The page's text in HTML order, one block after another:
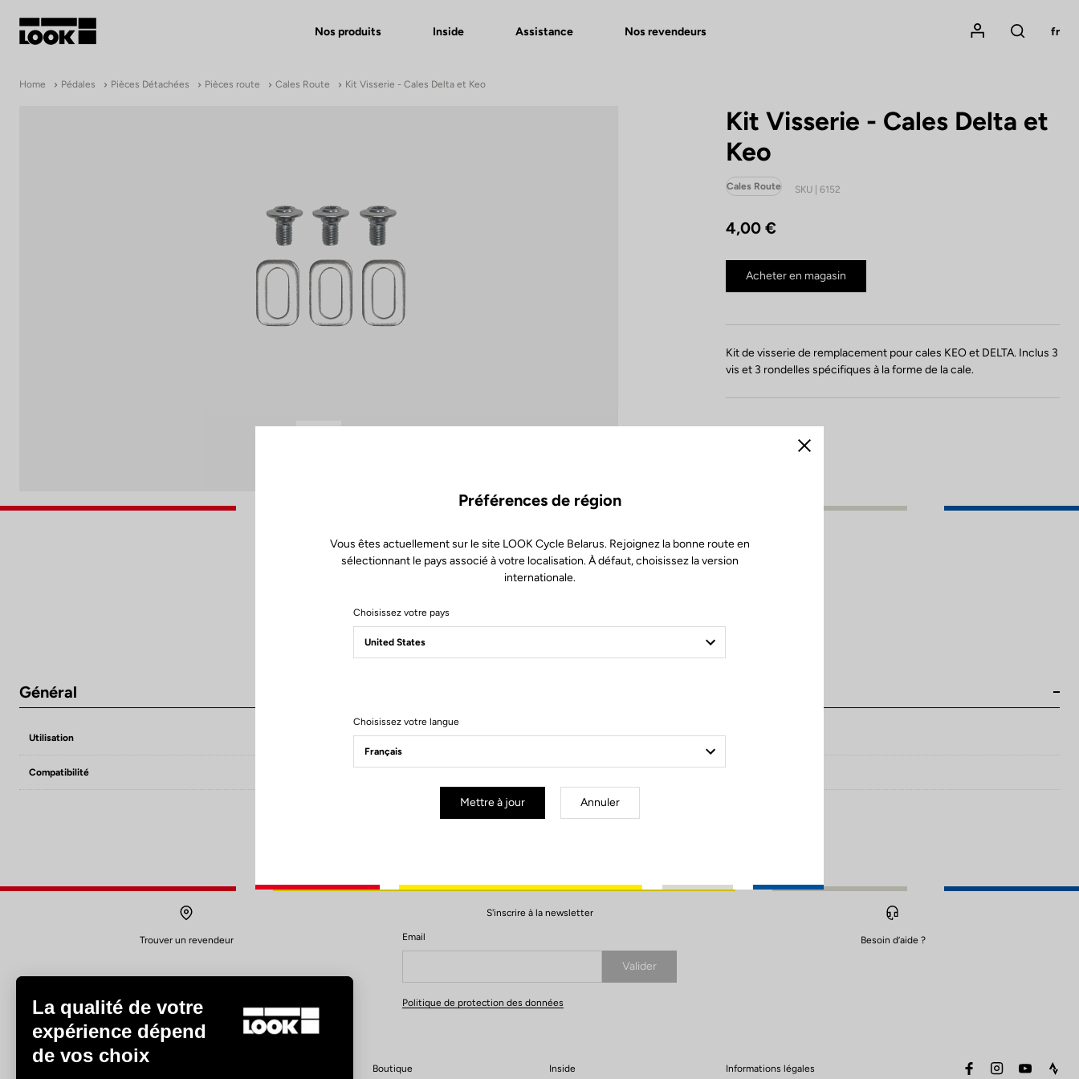
Nos produits Inside Assistance Nos revendeurs
Mon compte
Rechercher
fr
Home Pédales Pièces Détachées Pièces route Cales Route Kit Visserie - Cales Delta et Keo
Kit Visserie - Cales Delta et
Keo
Cales Route SKU | 6152
4,00 €
Acheter en magasin
Kit de visserie de remplacement pour cales KEO et DELTA. Inclus 3
vis et 3 rondelles spécifiques à la forme de la cale.
Spécifications techniques
Général
Utilisation
Compatibilité
Trouver un revendeur
S'inscrire à la newsletter
Email
Valider
Votre e-mail a bien été enregistré
Politique de protection des données
Besoin d’aide ?
Boutique Inside Informations légales facebookinstagramyoutube
Fermer
Préférences de région
Vous êtes actuellement sur le site LOOK Cycle Belarus. Rejoignez la bonne route en
sélectionnant le pays associé à votre localisation. À défaut, choisissez la version
internationale.
Choisissez votre pays
Choisissez votre langue
Mettre à jour Annuler
La qualité de votre
expérience dépend
de vos choix